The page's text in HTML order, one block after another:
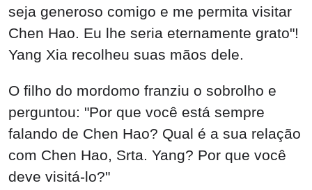
O filho do mordomo franziu o sobrolho e
perguntou: "Por que você está sempre
falando de Chen Hao? Qual é a sua relação
com Chen Hao, Srta. Yang? Por que você
deve visitá-lo?"